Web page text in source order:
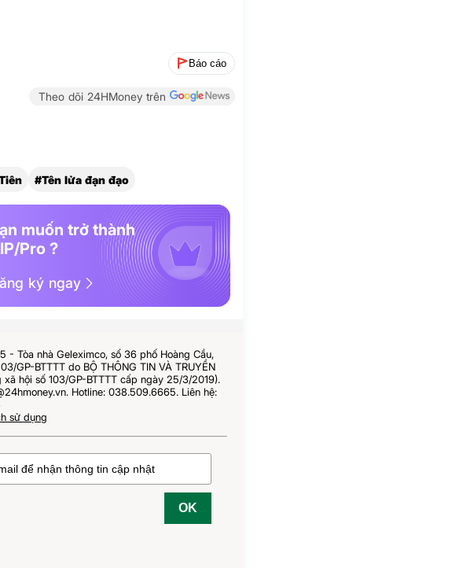
Báo cáo
Theo dõi 24HMoney trên
#Tên lửa đạn đạo
muốn trở thành
Pro ?
ký ngay
- Tòa nhà Geleximco, số 36 phố Hoàng Cầu,
GP-BTTTT do BỘ THÔNG TIN VÀ TRUYỀN
hội số 103/GP-BTTTT cấp ngày 25/3/2019).
Hotline: 038.509.6665. Liên hệ:
sử dụng
OK